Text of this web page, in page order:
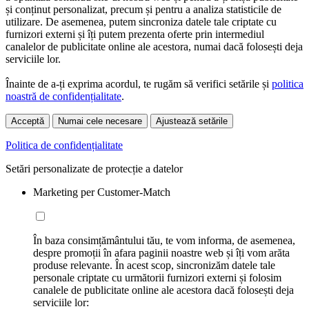
și conținut personalizat, precum și pentru a analiza statisticile de
utilizare. De asemenea, putem sincroniza datele tale criptate cu
furnizori externi și îți putem prezenta oferte prin intermediul
canalelor de publicitate online ale acestora, numai dacă folosești deja
serviciile lor.
Înainte de a-ți exprima acordul, te rugăm să verifici setările și politica
noastră de confidențialitate.
Acceptă Numai cele necesare Ajustează setările
Politica de confidențialitate
Setări personalizate de protecție a datelor
Marketing per Customer-Match
În baza consimțământului tău, te vom informa, de asemenea,
despre promoții în afara paginii noastre web și îți vom arăta
produse relevante. În acest scop, sincronizăm datele tale
personale criptate cu următorii furnizori externi și folosim
canalele de publicitate online ale acestora dacă folosești deja
serviciile lor: